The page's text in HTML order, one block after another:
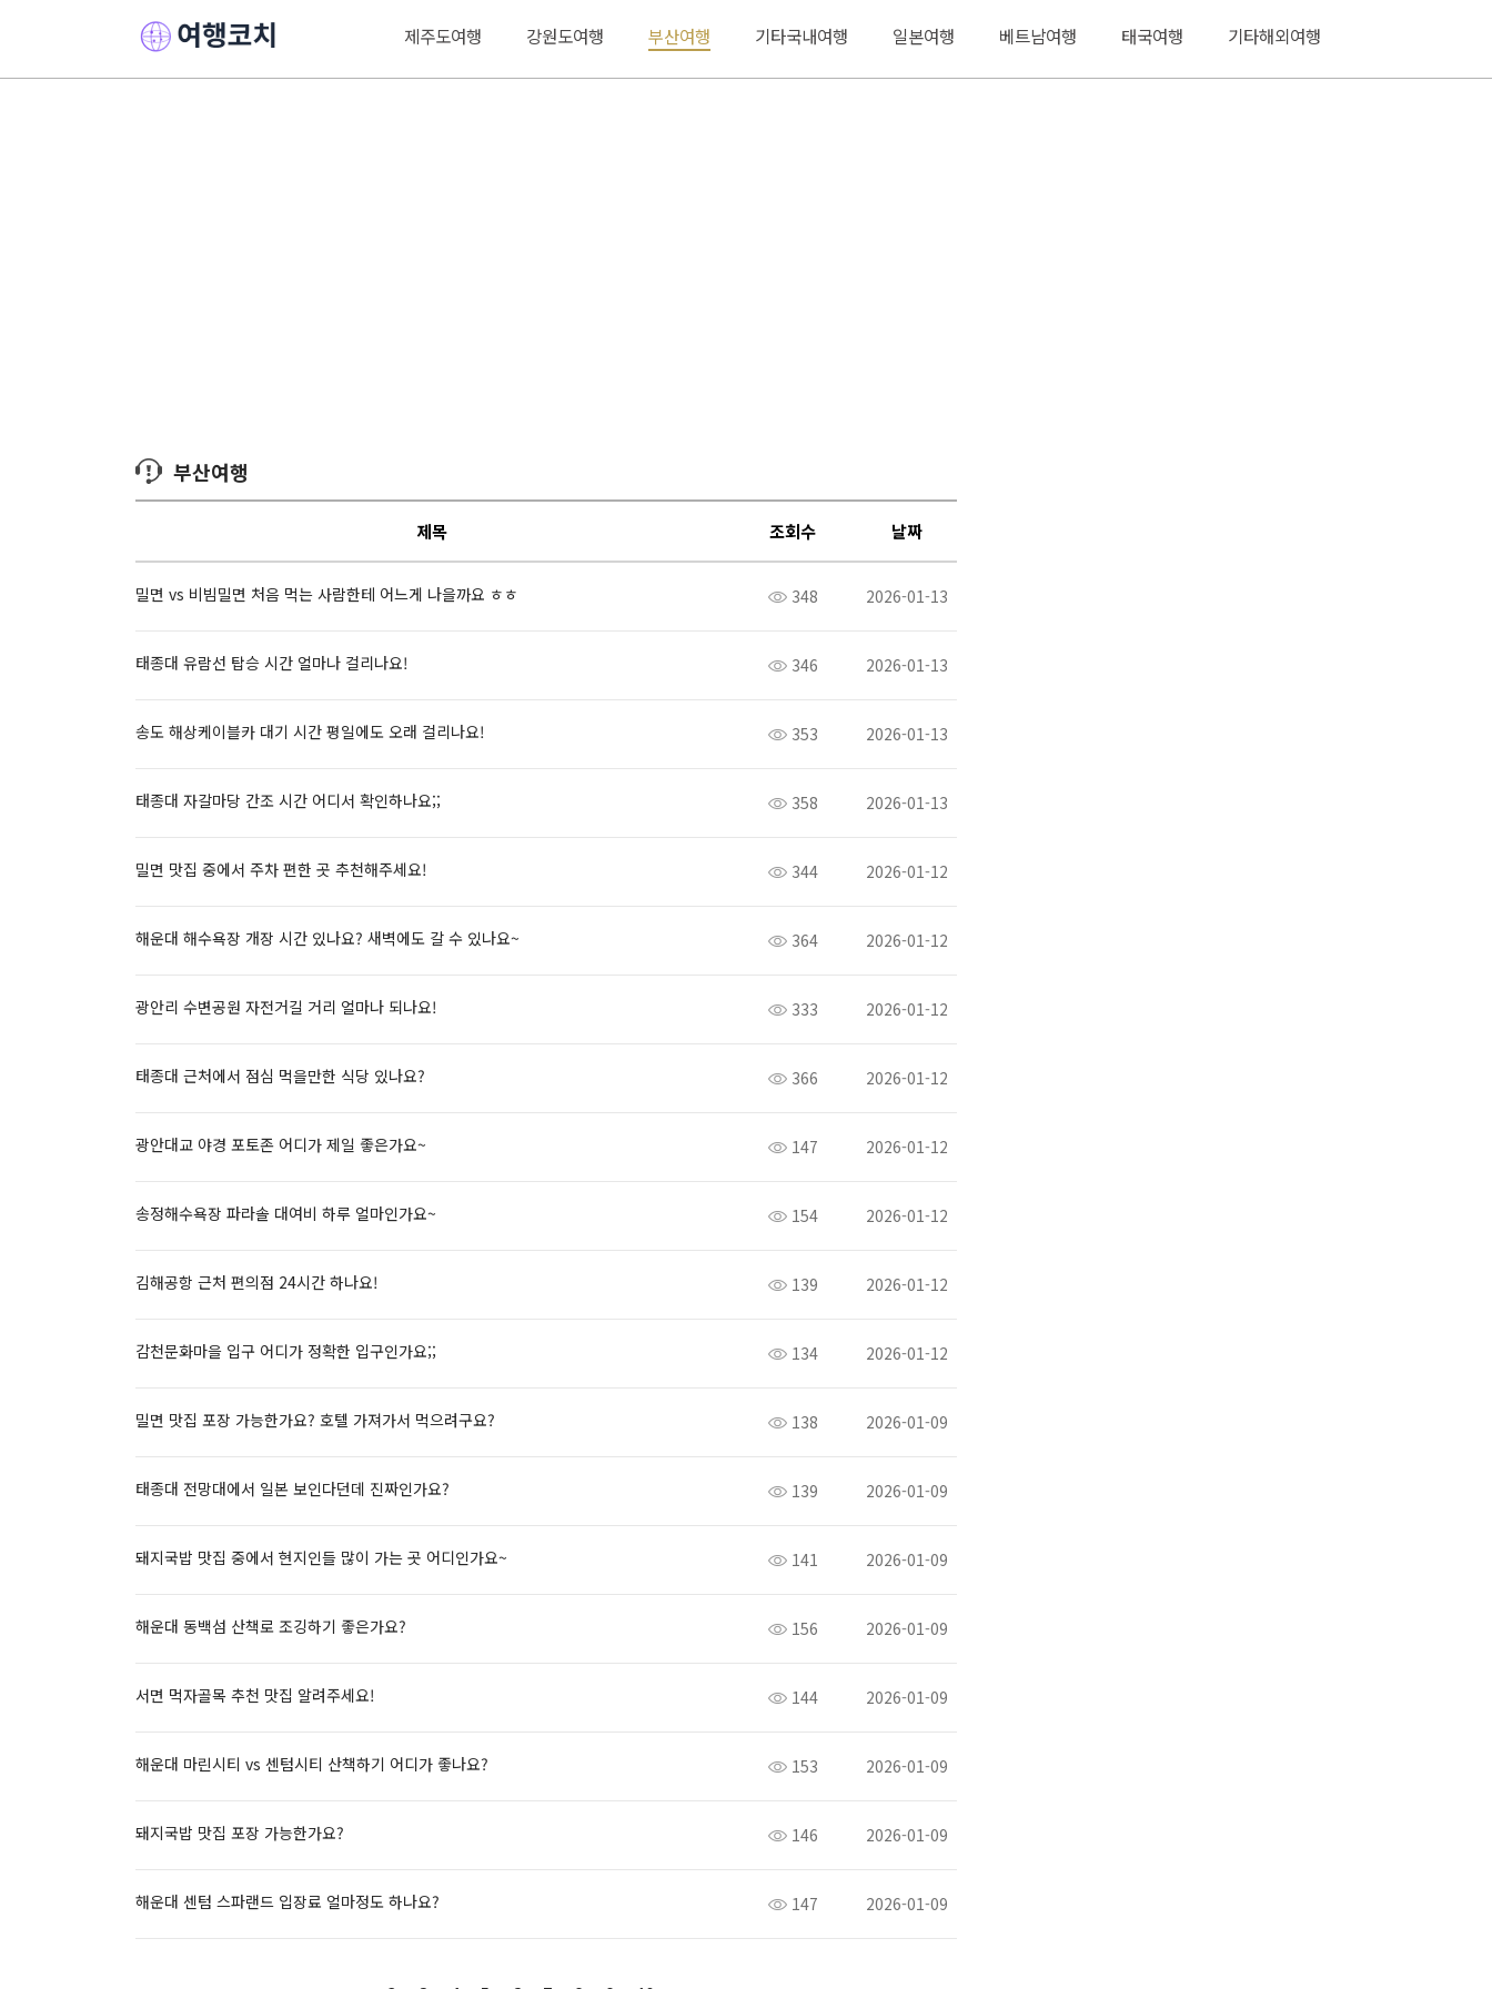
제주도여행 강원도여행 부산여행 기타국내여행 일본여행 베트남여행 태국여행 기타해외여행
부산여행
제목 조회수 날짜
밀면 vs 비빔밀면 처음 먹는 사람한테 어느게 나을까요 ㅎㅎ 348 2026-01-13
태종대 유람선 탑승 시간 얼마나 걸리나요! 346 2026-01-13
송도 해상케이블카 대기 시간 평일에도 오래 걸리나요! 353 2026-01-13
태종대 자갈마당 간조 시간 어디서 확인하나요;; 358 2026-01-13
밀면 맛집 중에서 주차 편한 곳 추천해주세요! 344 2026-01-12
해운대 해수욕장 개장 시간 있나요? 새벽에도 갈 수 있나요~ 364 2026-01-12
광안리 수변공원 자전거길 거리 얼마나 되나요! 333 2026-01-12
태종대 근처에서 점심 먹을만한 식당 있나요? 366 2026-01-12
광안대교 야경 포토존 어디가 제일 좋은가요~ 147 2026-01-12
송정해수욕장 파라솔 대여비 하루 얼마인가요~ 154 2026-01-12
김해공항 근처 편의점 24시간 하나요! 139 2026-01-12
감천문화마을 입구 어디가 정확한 입구인가요;; 134 2026-01-12
밀면 맛집 포장 가능한가요? 호텔 가져가서 먹으려구요? 138 2026-01-09
태종대 전망대에서 일본 보인다던데 진짜인가요? 139 2026-01-09
돼지국밥 맛집 중에서 현지인들 많이 가는 곳 어디인가요~ 141 2026-01-09
해운대 동백섬 산책로 조깅하기 좋은가요? 156 2026-01-09
서면 먹자골목 추천 맛집 알려주세요! 144 2026-01-09
해운대 마린시티 vs 센텀시티 산책하기 어디가 좋나요? 153 2026-01-09
돼지국밥 맛집 포장 가능한가요? 146 2026-01-09
해운대 센텀 스파랜드 입장료 얼마정도 하나요? 147 2026-01-09